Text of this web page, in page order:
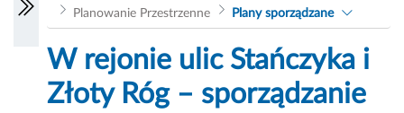
Planowanie Przestrzenne
Plany sporządzane
W rejonie ulic Stańczyka i
Złoty Róg – sporządzanie